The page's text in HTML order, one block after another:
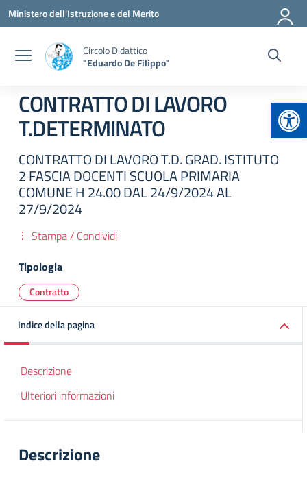
Vai ai contenuti
Vai al menu di navigazione
Vai al footer
Ministero dell'Istruzione e del Merito
Circolo Didattico
"Eduardo De Filippo"
CONTRATTO DI LAVORO
T.DETERMINATO
CONTRATTO DI LAVORO T.D. GRAD. ISTITUTO
2 FASCIA DOCENTI SCUOLA PRIMARIA
COMUNE H 24.00 DAL 24/9/2024 AL
27/9/2024
Stampa / Condividi
Tipologia
Contratto
Indice della pagina
Descrizione
Ulteriori informazioni
Descrizione